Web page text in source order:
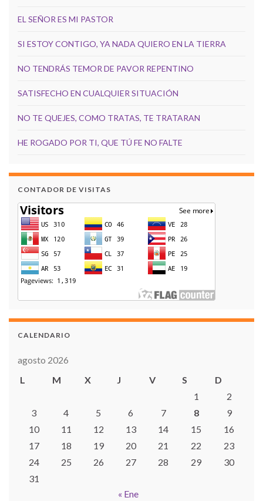
EL SEÑOR ES MI PASTOR
SI ESTOY CONTIGO, YA NADA QUIERO EN LA TIERRA
NO TENDRÁS TEMOR DE PAVOR REPENTINO
SATISFECHO EN CUALQUIER SITUACIÓN
NO TE QUEJES, COMO TRATAS, TE TRATARAN
HE ROGADO POR TI, QUE TÚ FE NO FALTE
CONTADOR DE VISITAS
CALENDARIO
agosto 2026
L
M X J V S
D
1
2
3
4 5 6 7 8
9
10
11 12 13 14 15
16
17
18 19 20 21 22
23
24
25 26 27 28 29
30
31
« Ene